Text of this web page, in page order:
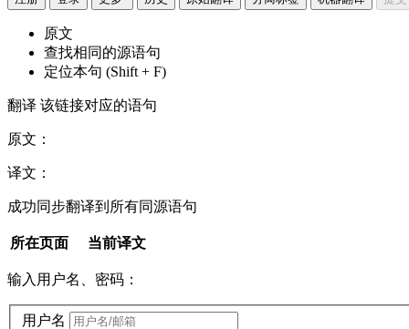
原文
查找相同的源语句
定位本句 (Shift + F)
翻译 该链接对应的语句
原文：
译文：
成功同步翻译到所有同源语句
所在页面 当前译文
输入用户名、密码：
用户名